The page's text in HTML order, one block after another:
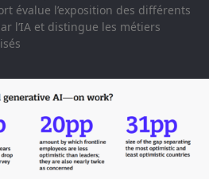
évalue l’exposition des différents
l’IA et distingue les métiers